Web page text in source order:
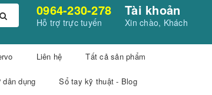
0964-230-278
Hỗ trợ trực tuyến
Tài khoản
Xin chào, Khách
Liên hệ Tất cả sản phẩm
dụng Sổ tay kỹ thuật - Blog